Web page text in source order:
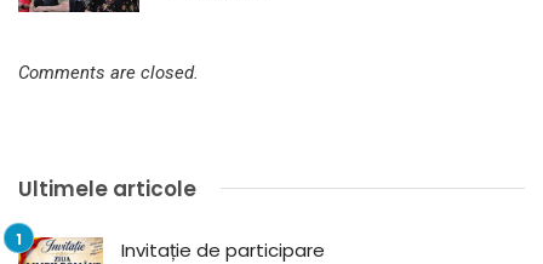
Comments are closed.
Ultimele articole
Invitație de participare